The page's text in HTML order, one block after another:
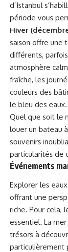
d’Istanbul
période vous
Hiver
saison offre une
différents,
atmosphère
fraîche, les
couleurs des
le bleu des eaux.
Quel que soit le
louer un bateau
souvenirs
particularités de
Événements
Explorer les
offrant une
riche. Pour cela,
essentiel. La
trésors à
particulièrement